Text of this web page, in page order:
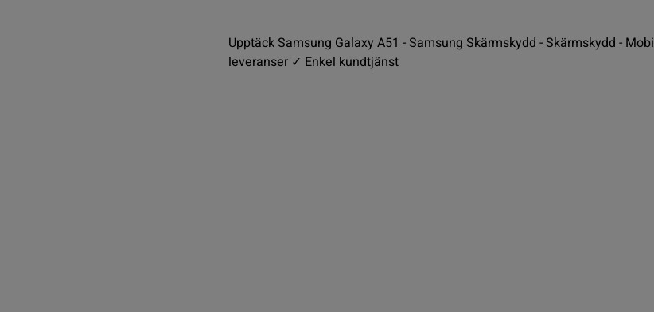
Upptäck Samsung Galaxy A51 - Samsung Skärmskydd - Skärmskydd -
leveranser ✓ Enkel kundtjänst